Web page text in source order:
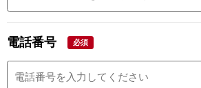
電話番号 必須